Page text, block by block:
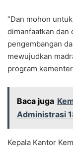
“Dan mohon
dimanfaatkan dan
pengembangan
mewujudkan
program
Baca juga
Administrasi
Kepala Kantor